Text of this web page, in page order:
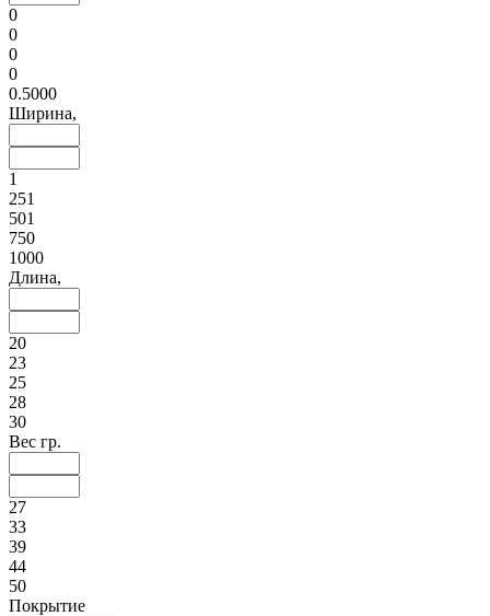
0
0
0
0
0.5000
Ширина,
1
251
501
750
1000
Длина,
20
23
25
28
30
Вес гр.
27
33
39
44
50
Покрытие